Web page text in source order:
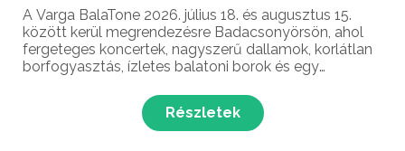
A Varga BalaTone 2026. július 18. és augusztus 15.
között kerül megrendezésre Badacsonyörsön, ahol
fergeteges koncertek, nagyszerű dallamok, korlátlan
borfogyasztás, ízletes balatoni borok és egy
különleges nyári rendezvényen!
Részletek